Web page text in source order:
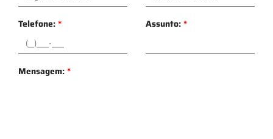
Telefone:* Assunto:*
Mensagem:*